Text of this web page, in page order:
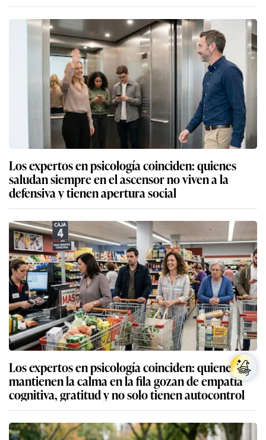
Los expertos en psicología coinciden: quienes
saludan siempre en el ascensor no viven a la
defensiva y tienen apertura social
Los expertos en psicología coinciden: quienes
mantienen la calma en la fila gozan de empatía
cognitiva, gratitud y no solo tienen autocontrol